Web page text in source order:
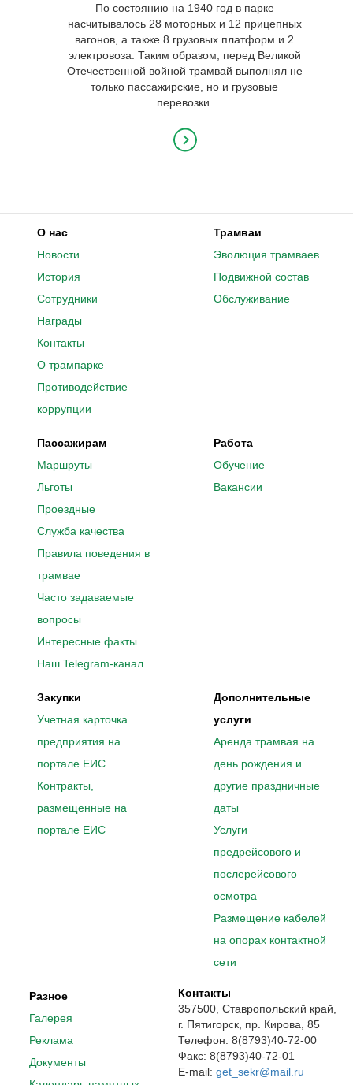
По состоянию на 1940 год в парке
насчитывалось 28 моторных и 12 прицепных
вагонов, а также 8 грузовых платформ и 2
электровоза. Таким образом, перед Великой
Отечественной войной трамвай выполнял не
только пассажирские, но и грузовые
перевозки.
О нас
Новости
История
Сотрудники
Награды
Контакты
О трампарке
Противодействие
коррупции
Трамваи
Эволюция трамваев
Подвижной состав
Обслуживание
Пассажирам
Маршруты
Льготы
Проездные
Служба качества
Правила поведения в
трамвае
Часто задаваемые
вопросы
Интересные факты
Наш Telegram-канал
Работа
Обучение
Вакансии
Закупки
Учетная карточка
предприятия на
портале ЕИС
Контракты,
размещенные на
портале ЕИС
Дополнительные
услуги
Аренда трамвая на
день рождения и
другие праздничные
даты
Услуги
предрейсового и
послерейсового
осмотра
Размещение кабелей
на опорах контактной
сети
Разное
Галерея
Реклама
Документы
Контакты
357500, Ставропольский край,
г. Пятигорск, пр. Кирова, 85
Телефон: 8(8793)40-72-00
Факс: 8(8793)40-72-01
E-mail: get_sekr@mail.ru